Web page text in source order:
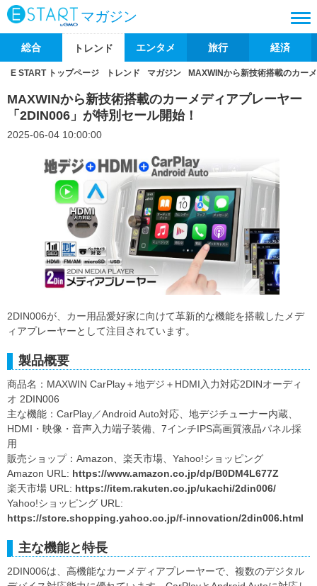
マガジン
総合 トレンド エンタメ 旅行 経済
E START トップページ トレンド マガジン MAXWINから新技術搭載のカー
MAXWINから新技術搭載のカーメディアプレーヤー
「2DIN006」が特別セール開始！
2025-06-04 10:00:00
2DIN006が、カー用品愛好家に向けて革新的な機能を搭載したメデ
ィアプレーヤーとして注目されています。
製品概要
商品名：MAXWIN CarPlay＋地デジ＋HDMI入力対応2DINオーディ
オ 2DIN006
主な機能：CarPlay／Android Auto対応、地デジチューナー内蔵、
HDMI・映像・音声入力端子装備、7インチIPS高画質液晶パネル採
用
販売ショップ：Amazon、楽天市場、Yahoo!ショッピング
Amazon URL: https://www.amazon.co.jp/dp/B0DM4L677Z
楽天市場 URL: https://item.rakuten.co.jp/ukachi/2din006/
Yahoo!ショッピング URL:
https://store.shopping.yahoo.co.jp/f-innovation/2din006.html
主な機能と特長
2DIN006は、高機能なカーメディアプレーヤーで、複数のデジタル